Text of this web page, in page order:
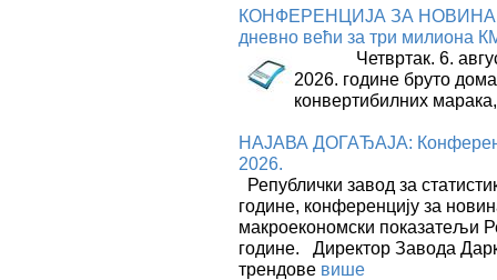
КОНФЕРЕНЦИЈА ЗА
дневно већи за три милиона
Четвртак. 6.
2026. године бруто
конвертибилних
НАЈАВА ДОГАЂАЈА:
2026.
Републички завод за
године, конференцију за
макроекономски показатељи
године. Директор Завода
трендове више